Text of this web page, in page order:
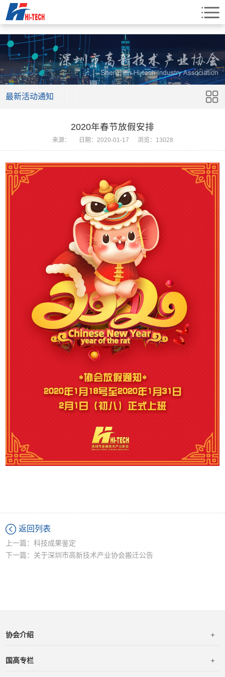
最新活动通知
2020年春节放假安排
来源： 日期：2020-01-17 浏览：13028
返回列表
上一篇：科技成果鉴定
下一篇：关于深圳市高新技术产业协会搬迁公告
协会介绍 +
国高专栏 +